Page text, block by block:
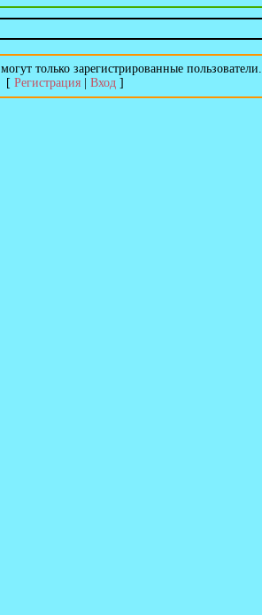
только зарегистрированные пользователи.
[ Регистрация| Вход]